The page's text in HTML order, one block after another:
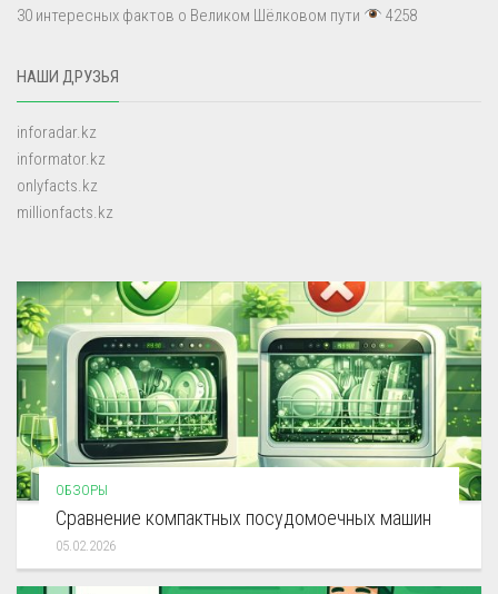
30 интересных фактов о Великом Шёлковом пути
4258
НАШИ ДРУЗЬЯ
inforadar.kz
informator.kz
onlyfacts.kz
millionfacts.kz
ОБЗОРЫ
Сравнение компактных посудомоечных машин
05.02.2026